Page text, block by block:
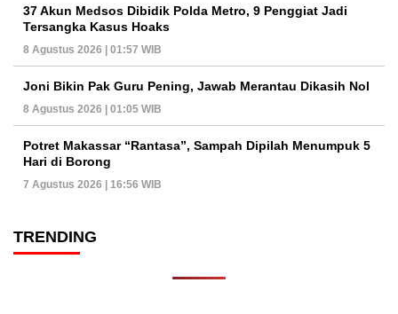
37 Akun Medsos Dibidik Polda Metro, 9 Penggiat Jadi
Tersangka Kasus Hoaks
8 Agustus 2026 | 01:57 WIB
Joni Bikin Pak Guru Pening, Jawab Merantau Dikasih Nol
8 Agustus 2026 | 01:05 WIB
Potret Makassar “Rantasa”, Sampah Dipilah Menumpuk 5
Hari di Borong
7 Agustus 2026 | 16:56 WIB
TRENDING